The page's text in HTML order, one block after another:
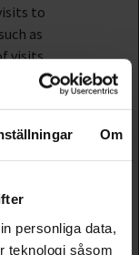
Om
personliga data,
teknologi såsom
to
as
visits,
spent on
as
on